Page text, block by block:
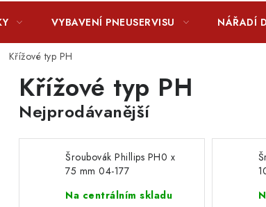
VYBAVENÍ PNEUSERVISU NÁŘADÍ
Křížové typ PH
Křížové typ PH
Nejprodávanější
Šroubovák Phillips PH0 x
75 mm 04-177
Na centrálním skladu